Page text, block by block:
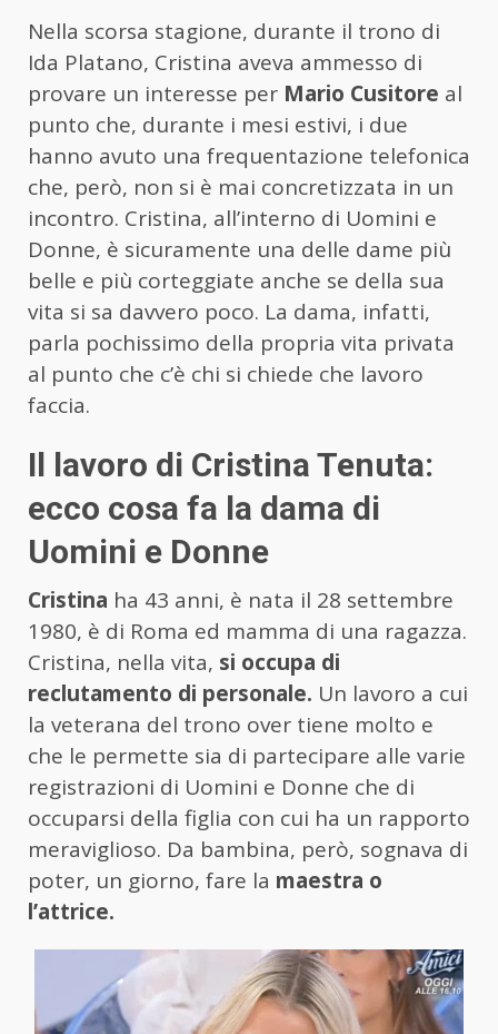
Nella scorsa stagione, durante il trono di
Ida Platano, Cristina aveva ammesso di
provare un interesse per Mario Cusitore al
punto che, durante i mesi estivi, i due
hanno avuto una frequentazione telefonica
che, però, non si è mai concretizzata in un
incontro. Cristina, all’interno di Uomini e
Donne, è sicuramente una delle dame più
belle e più corteggiate anche se della sua
vita si sa davvero poco. La dama, infatti,
parla pochissimo della propria vita privata
al punto che c’è chi si chiede che lavoro
faccia.
Il lavoro di Cristina Tenuta:
ecco cosa fa la dama di
Uomini e Donne
Cristina ha 43 anni, è nata il 28 settembre
1980, è di Roma ed mamma di una ragazza.
Cristina, nella vita, si occupa di
reclutamento di personale. Un lavoro a cui
la veterana del trono over tiene molto e
che le permette sia di partecipare alle varie
registrazioni di Uomini e Donne che di
occuparsi della figlia con cui ha un rapporto
meraviglioso. Da bambina, però, sognava di
poter, un giorno, fare la maestra o
l’attrice.